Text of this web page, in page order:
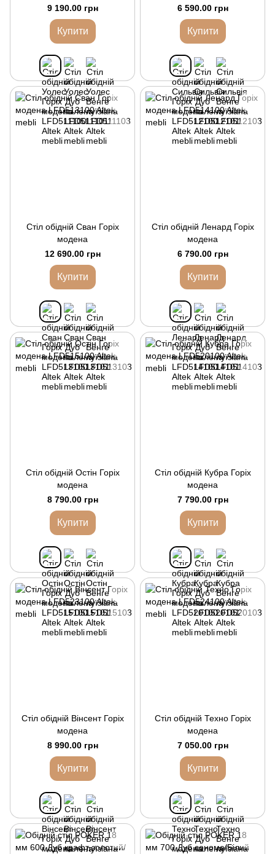
9 190.00 грн
Купити
6 590.00 грн
Купити
Стіл обідній Сван Горіх
модена
12 690.00 грн
Купити
Стіл обідній Ленард Горіх
модена
6 790.00 грн
Купити
Стіл обідній Остін Горіх
модена
8 790.00 грн
Купити
Стіл обідній Кубра Горіх
модена
7 790.00 грн
Купити
Стіл обідній Вінсент Горіх
модена
8 990.00 грн
Купити
Стіл обідній Техно Горіх
модена
7 050.00 грн
Купити